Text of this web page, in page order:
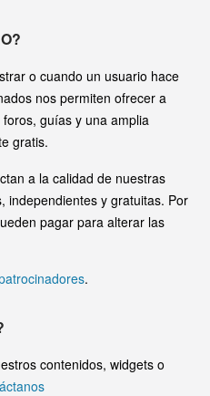
o cuando un usuario hace
nos permiten ofrecer a
guías y una amplia
gratis.
a la calidad de nuestras
independientes y gratuitas. Por
pagar para alterar las
.
contenidos, widgets o